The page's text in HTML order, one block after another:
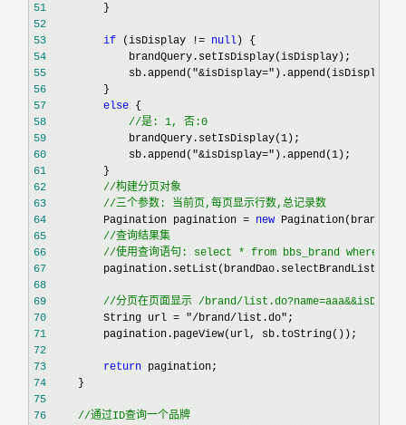
51
52
53
if (isDisplay != null
54
55
             sb.append("&isDisplay="
56
57
else
58
//是: 1, 否:0
59
             brandQuery.setIsDisplay(1
60
             sb.append("&isDisplay=").append(1
61
62
//
63
//三个参数: 当前页,每页显示行数,总记录数
64
         Pagination pagination =
new
65
//
66
//使用查询语句: select * from bbs_brand where
67
68
69
//分页在页面显示 /brand/
70
         String url = "/brand/list.do"
71
72
73
return
74
75
76
//通过ID查询一个品牌